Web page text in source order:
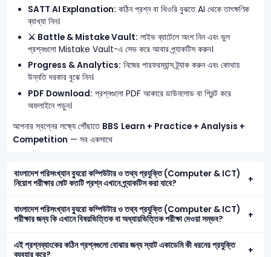
SATT AI Explanation: কঠিন প্রশ্ন বা থিওরি বুঝতে AI থেকে তাৎক্ষণিক
ব্যাখ্যা নিন।
⚔️ Battle & Mistake Vault: লাইভ ব্যাটেলে অংশ নিন এবং ভুল
প্রশ্নগুলো Mistake Vault-এ সেভ করে আবার প্র্যাকটিস করুন।
Progress & Analytics: নিজের পারফরম্যান্স ট্র্যাক করুন এবং কোথায়
উন্নতি দরকার বুঝে নিন।
PDF Download: প্রশ্নগুলো PDF আকারে ডাউনলোড বা প্রিন্ট করে
অফলাইনে পড়ুন।
আপনার স্বপ্নের লক্ষ্যে পৌঁছাতে BBS Learn + Practice + Analysis +
Competition — সব একসাথে
বাংলাদেশ পরিসংখ্যান ব্যুরো কম্পিউটার ও তথ্য প্রযুক্তি (Computer & ICT)
নিয়োগ পরীক্ষার মোট কতটি প্রশ্ন এখানে প্র্যাকটিস করা যাবে?
বাংলাদেশ পরিসংখ্যান ব্যুরো কম্পিউটার ও তথ্য প্রযুক্তি (Computer & ICT)
পরীক্ষার জন্য কি এখানে বিষয়ভিত্তিক বা অধ্যায়ভিত্তিক পরীক্ষা দেওয়া সম্ভব?
এই প্রশ্নব্যাংকের কঠিন প্রশ্নগুলো বোঝার জন্য স্যাট একাডেমি কী ধরনের প্রযুক্তি
ব্যবহার করে?